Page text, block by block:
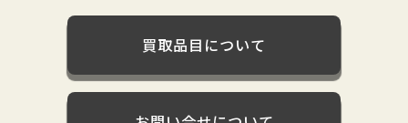
買取品目について